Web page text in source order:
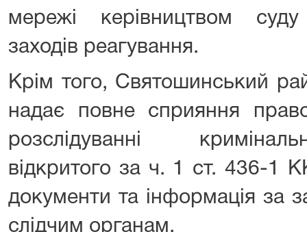
мережі керівництвом
заходів реагування.
Крім того, Святошинський
надає повне сприяння
розслідуванні
відкритого за ч. 1 ст. 436-1
документи та інформація за
слідчим органам.